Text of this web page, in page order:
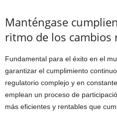
Manténgase
ritmo de los cambios
Fundamental para el éxito en el
garantizar el cumplimiento
regulatorio complejo y en
emplean un proceso de
más eficientes y rentables que